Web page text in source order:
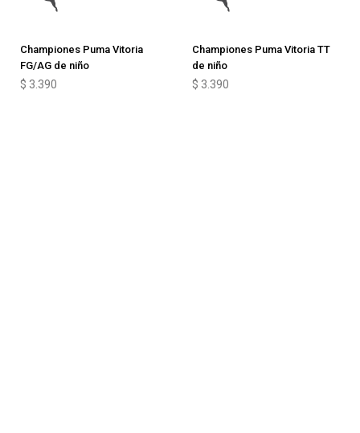
Championes Puma Vitoria
FG/AG de niño
$ 3.390
Championes Puma Vitoria TT
de niño
$ 3.390